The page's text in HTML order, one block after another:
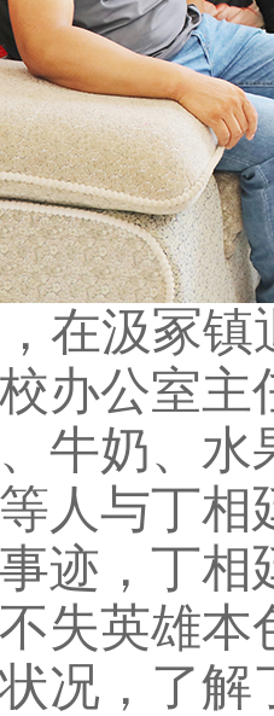
在汲冢
办公室
牛奶、
人与丁
迹，丁
失英雄
况，了